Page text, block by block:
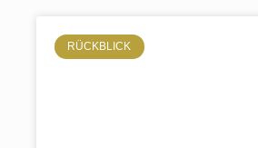
RÜCKBLICK